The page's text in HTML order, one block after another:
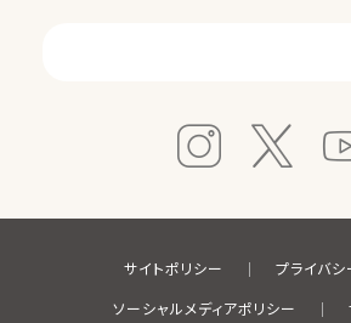
サイトポリシー
プライバ
ソーシャルメディアポリシー